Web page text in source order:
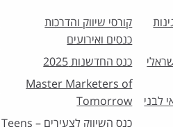
לבני
קורסי שיווק והדרכות
כנסים ואירועים
כנס החדשנות 2025
Master Marketers of
Tomorrow
כנס השיווק לצעירים – Teens